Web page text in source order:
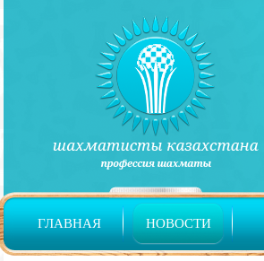
ГЛАВНАЯ НОВОСТИ